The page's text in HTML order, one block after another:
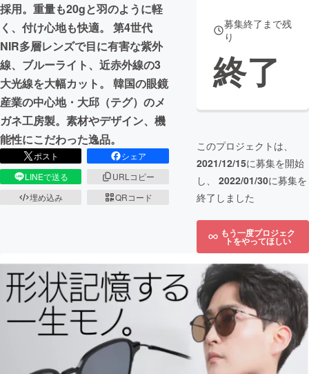
採用。重量も20gと羽のように軽
く、付け心地も快適。 第4世代
NIR多層レンズで目に有害な紫外
線、ブルーライト、近赤外線の3
大光線を大幅カット。 韓国の眼鏡
産業の中心地・大邱（テグ）のメ
ガネ工房製。素材やデザイン、機
能性にこだわった逸品。
ポスト
シェア
LINEで送る
URLコピー
埋め込み
QRコード
募集終了まで残
り
終了
このプロジェクトは、
2021/12/15に募集を開始
し、 2022/01/30に募集を
終了しました
もう一度プロジェク
トをやってほしい